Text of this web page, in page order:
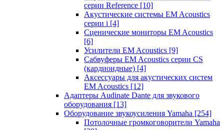
серии Reference [10]
Акустические системы EM Acoustics
серии i [4]
Сценические мониторы EM Acoustics
[6]
Усилители EM Acoustics [9]
Сабвуферы EM Acoustics серии CS
(кардиоидные) [4]
Аксессуары для акустических систем
EM Acoustics [12]
Адаптеры Audinate Dante для звукового
оборудования [13]
Оборудование звукоусиления Yamaha [254]
Потолочные громкоговорители Yamaha